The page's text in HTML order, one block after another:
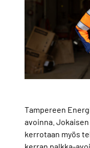
Tampereen
avoinna.
kerrotaan myös